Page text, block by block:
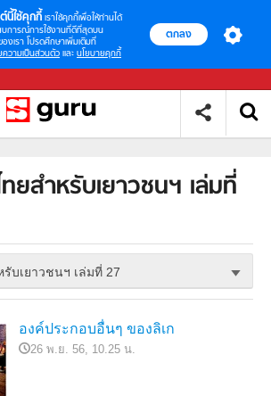
ต์นี้ใช้คุกกี้ เราใช้คุกกี้เพื่อให้ท่านได้
บการณ์การใช้งานที่ดีที่สุดบน
องเรา โปรดศึกษาเพิ่มเติมที่
ความเป็นส่วนตัว และ นโยบายคุกกี้
ตกลง
ยสำหรับเยาวชนฯ เล่มที่
บเยาวชนฯ เล่มที่ 27
องค์ประกอบอื่นๆ ของลิเก
26 พ.ย. 56, 10.25 น.